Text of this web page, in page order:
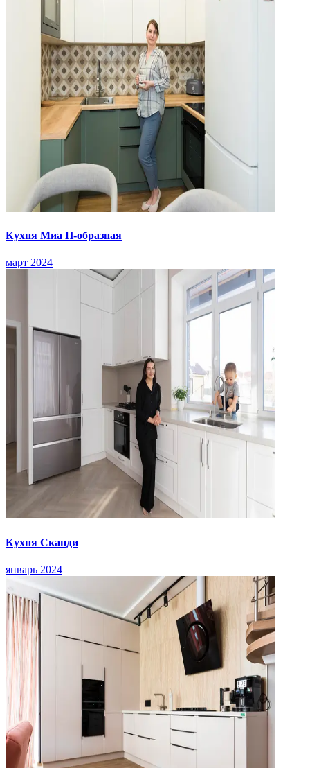
Кухня Миа П-образная
март 2024
Кухня Сканди
январь 2024